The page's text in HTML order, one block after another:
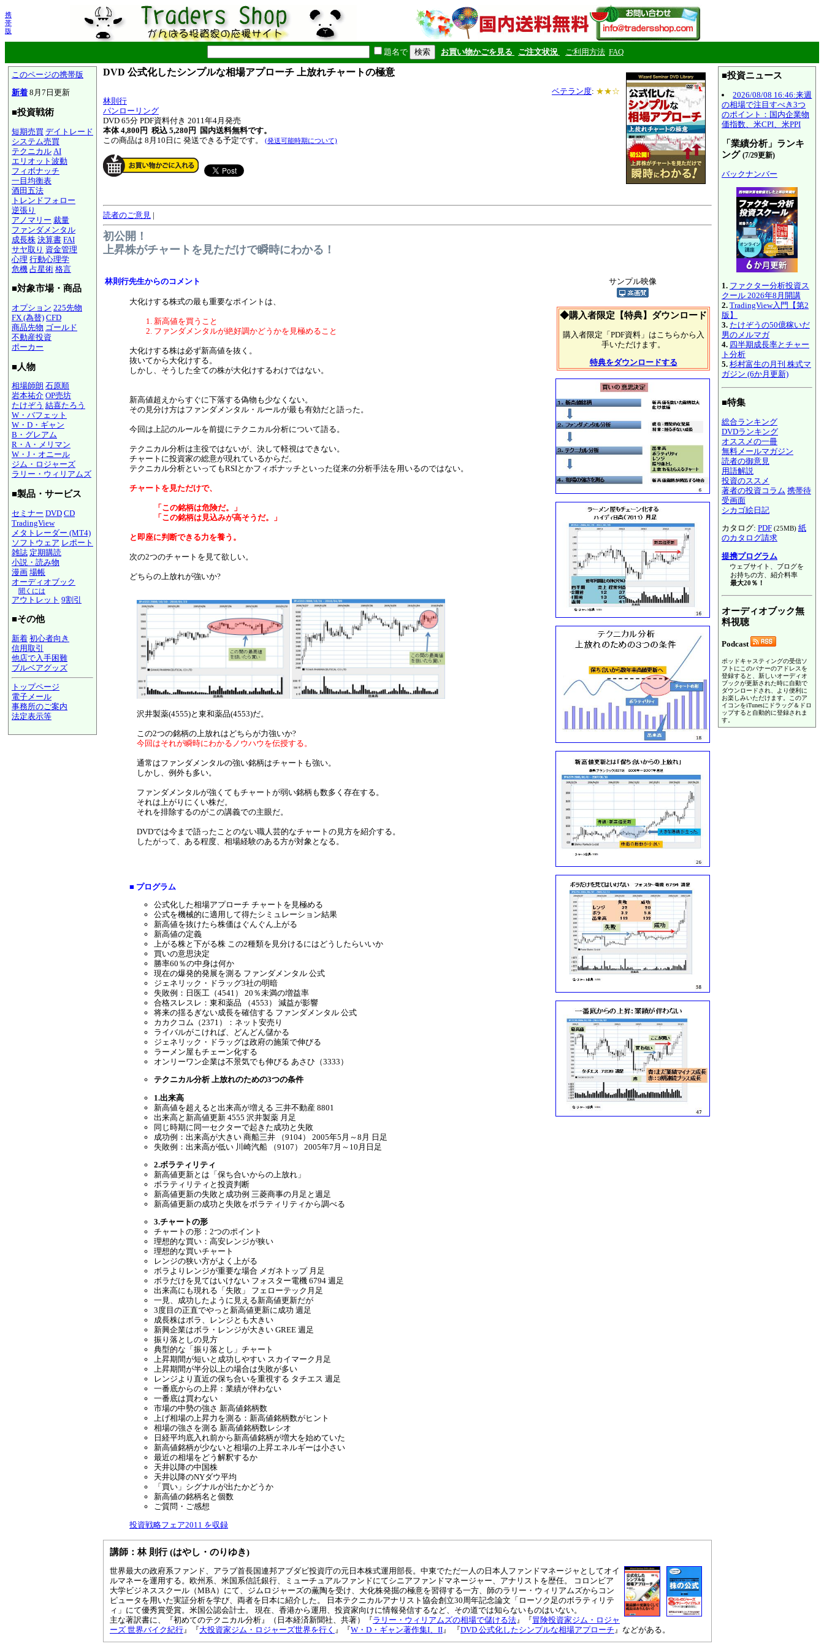
携
帯
版
題名で お買い物かごを見る ご注文状況 ご利用方法 FAQ
このページの携帯版
新着 8月7日更新
■投資戦術
短期売買 デイトレード
システム売買
テクニカル AI
エリオット波動
フィボナッチ
一目均衡表
酒田五法
トレンドフォロー
逆張り
アノマリー 裁量
ファンダメンタル
成長株 決算書 FAI
サヤ取り 資金管理
心理 行動心理学
危機 占星術 格言
■対象市場・商品
オプション 225先物
FX (為替) CFD
商品先物 ゴールド
不動産投資
ポーカー
■人物
相場師朗 石原順
岩本祐介 OP売坊
たけぞう 結喜たろう
W・バフェット
W・D・ギャン
B・グレアム
R・A・メリマン
W・J・オニール
ジム・ロジャーズ
ラリー・ウィリアムズ
■製品・サービス
セミナー DVD CD
TradingView
メタトレーダー (MT4)
ソフトウェア レポート
雑誌 定期購読
小説・読み物
漫画 場帳
オーディオブック
聞くには
アウトレット 9割引
■その他
新着 初心者向き
信用取引
他店で入手困難
ブルベアグッズ
トップページ
電子メール
事務所のご案内
法定表示等
DVD 公式化したシンプルな相場アプローチ 上放れチャートの極意
ベテラン度: ★★☆
林則行
パンローリング
DVD 65分 PDF資料付き 2011年4月発売
本体 4,800円 税込 5,280円
国内送料無料です。
この商品は 8月10日に 発送できる予定です。
(発送可能時期について)
読者のご意見 |
初公開！
上昇株がチャートを見ただけで瞬時にわかる！
林則行先生からのコメント
大化けする株式の最も重要なポイントは、
新高値を買うこと
ファンダメンタルが絶好調かどうかを見極めること
大化けする株は必ず新高値を抜く。
抜いてから大化けする。
しかし、そうした全ての株が大化けするわけではない。
新高値超えからすぐに下落する偽物も少なくない。
その見分け方はファンダメンタル・ルールが最も有効だと語った。
今回は上記のルールを前提にテクニカル分析について語る。
テクニカル分析は主役ではないが、決して軽視はできない。
チャートに投資家の総意が現れているからだ。
テクニカル分析といってもRSIとかフィボナッチといった従来の分析手法を用いるのではない。
チャートを見ただけで、
「この銘柄は危険だ。」
「この銘柄は見込みが高そうだ。」
と即座に判断できる力を養う。
次の2つのチャートを見て欲しい。
どちらの上放れが強いか?
沢井製薬(4555)と東和薬品(4553)だ。
この2つの銘柄の上放れはどちらが力強いか?
今回はそれが瞬時にわかるノウハウを伝授する。
通常はファンダメンタルの強い銘柄はチャートも強い。
しかし、例外も多い。
ファンダメンタルが強くてもチャートが弱い銘柄も数多く存在する。
それは上がりにくい株だ。
それを排除するのがこの講義での主眼だ。
DVDでは今まで語ったことのない職人芸的なチャートの見方を紹介する。
したがって、ある程度、相場経験のある方が対象となる。
■ プログラム
公式化した相場アプローチ チャートを見極める
公式を機械的に適用して得たシミュレーション結果
新高値を抜けたら株価はぐんぐん上がる
新高値の定義
上がる株と下がる株 この2種類を見分けるにはどうしたらいいか
買いの意思決定
勝率60％の中身は何か
現在の爆発的発展を測る ファンダメンタル 公式
ジェネリック・ドラッグ3社の明暗
失敗例：日医工（4541） 20％未満の増益率
合格スレスレ：東和薬品 （4553） 減益が影響
将来の揺るぎない成長を確信する ファンダメンタル 公式
カカクコム（2371）：ネット安売り
ライバルがこければ、どんどん儲かる
ジェネリック・ドラッグは政府の施策で伸びる
ラーメン屋もチェーン化する
オンリーワン企業は不景気でも伸びる あさひ（3333）
テクニカル分析 上放れのための3つの条件
1.出来高
新高値を超えると出来高が増える 三井不動産 8801
出来高と新高値更新 4555 沢井製薬 月足
同じ時期に同一セクターで起きた成功と失敗
成功例：出来高が大きい 商船三井 （9104） 2005年5月～8月 日足
失敗例：出来高が低い 川崎汽船 （9107） 2005年7月～10月日足
2.ボラティリティ
新高値更新とは「保ち合いからの上放れ」
ボラティリティと投資判断
新高値更新の失敗と成功例 三菱商事の月足と週足
新高値更新の成功と失敗をボラティリティから調べる
3.チャートの形
チャートの形：2つのポイント
理想的な買い：高安レンジが狭い
理想的な買いチャート
レンジの狭い方がよく上がる
ボラよりレンジが重要な場合 メガネトップ 月足
ボラだけを見てはいけない フォスター電機 6794 週足
出来高にも現れる「失敗」 フェローテック月足
一見、成功したように見える新高値更新だが
3度目の正直でやっと新高値更新に成功 週足
成長株はボラ、レンジとも大きい
新興企業はボラ・レンジが大きい GREE 週足
振り落としの見方
典型的な「振り落とし」チャート
上昇期間が短いと成功しやすい スカイマーク月足
上昇期間が半分以上の場合は失敗が多い
レンジより直近の保ち合いを重視する タチエス 週足
一番底からの上昇：業績が伴わない
一番底は買わない
市場の中勢の強さ 新高値銘柄数
上げ相場の上昇力を測る：新高値銘柄数がヒント
相場の強さを測る 新高値銘柄数レシオ
日経平均底入れ前から新高値銘柄が増大を始めていた
新高値銘柄が少ないと相場の上昇エネルギーは小さい
最近の相場をどう解釈するか
天井以降の中国株
天井以降のNYダウ平均
「買い」シグナルが出たかどうか
新高値の銘柄名と個数
ご質問・ご感想
投資戦略フェア2011 を収録
サンプル映像
◆購入者限定【特典】ダウンロード
購入者限定「PDF資料」はこちらから入
手いただけます。
特典をダウンロードする
講師：林 則行 (はやし・のりゆき)
世界最大の政府系ファンド、アラブ首長国連邦アブダビ投資庁の元日本株式運用部長。中東でただ一人の日本人ファンドマネージャとしてオイ
ルマネーを運用する。欧州系、米国系信託銀行、ミューチュアルファンドにてシニアファンドマネージャー、アナリストを歴任。 コロンビア
大学ビジネススクール（MBA）にて、ジムロジャーズの薫陶を受け、大化株発掘の極意を習得する一方、師のラリー・ウィリアムズからコン
ピュータを用いた実証分析を学び、両者を日本に紹介した。 日本テクニカルアナリスト協会創立30周年記念論文「ローソク足のボラティリテ
ィ」にて優秀賞受賞。米国公認会計士。 現在、香港から運用、投資家向けに情報発信するなど、その道では知らないものはいない。
主な著訳書に、『初めてのテクニカル分析』（日本経済新聞社、共著）『ラリー・ウィリアムズの相場で儲ける法』『冒険投資家ジム・ロジャ
ーズ 世界バイク紀行』『大投資家ジム・ロジャーズ世界を行く 』『W・D・ギャン著作集I、II』 『DVD 公式化したシンプルな相場アプローチ』などがある。
■投資ニュース
2026/08/08 16:46:来週
の相場で注目すべき3つ
のポイント：国内企業物
価指数、米CPI、米PPI
「業績分析」ランキ
ング (7/29更新)
バックナンバー
1. ファクター分析投資ス
クール 2026年8月開講
2. TradingView入門【第2
版】
3. たけぞうの50億稼いだ
男のメルマガ
4. 四半期成長率とチャー
ト分析
5. 杉村富生の月刊 株式マ
ガジン (6か月更新)
■特集
総合ランキング
DVDランキング
オススメの一冊
無料メールマガジン
読者の御意見
用語解説
投資のススメ
著者の投資コラム 携帯待
受画面
シカゴ絵日記
カタログ: PDF (25MB) 紙
のカタログ請求
提携プログラム
ウェブサイト、ブログを
お持ちの方、紹介料率
最大20％！
オーディオブック無
料視聴
Podcast
ポッドキャスティングの受信ソ
フトにこのバナーのアドレスを
登録すると、新しいオーディオ
ブックが更新された時に自動で
ダウンロードされ、より便利に
お楽しみいただけます。このア
イコンをiTunesにドラッグ＆ドロ
ップすると自動的に登録されま
す。